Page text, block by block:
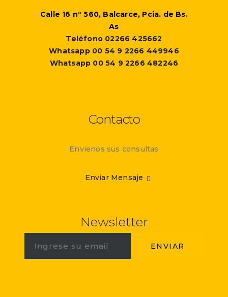
Calle 16 n° 560, Balcarce, Pcia. de Bs.
As
Teléfono 02266 425662
Whatsapp 00 54 9 2266 449946
Whatsapp 00 54 9 2266 482246
Contacto
Envienos sus consultas
Enviar Mensaje
Newsletter